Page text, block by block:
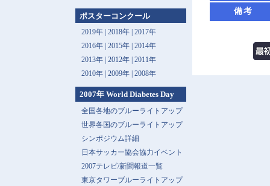
備考
ポスターコンクール
2019年 | 2018年 | 2017年
2016年 | 2015年 | 2014年
2013年 | 2012年 | 2011年
2010年 | 2009年 | 2008年
2007年 World Diabetes Day
全国各地のブルーライトアップ
世界各国のブルーライトアップ
シンポジウム詳細
日本サッカー協会協力イベント
2007テレビ/新聞報道一覧
東京タワーブルーライトアップ